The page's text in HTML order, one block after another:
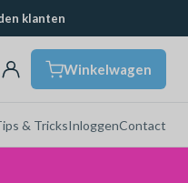
klanten
Winkelwagen
& TricksInloggenContact